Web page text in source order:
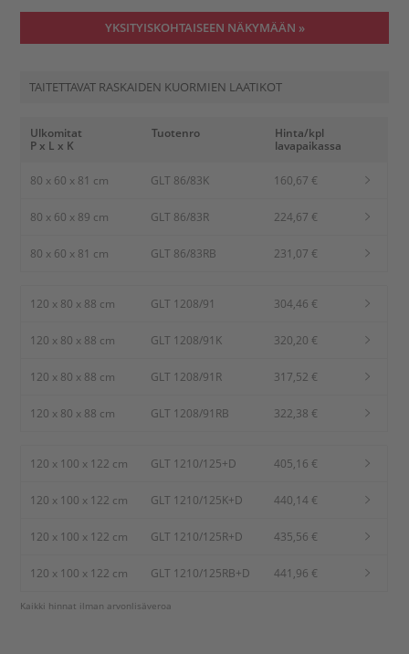
YKSITYISKOHTAISEEN NÄKYMÄÄN »
TAITETTAVAT RASKAIDEN KUORMIEN LAATIKOT
Ulkomitat
P x L x K
Tuotenro
Hinta/kpl
lavapaikassa
80 x 60 x 81 cm GLT 86/83K 160,67 €
80 x 60 x 89 cm GLT 86/83R 224,67 €
80 x 60 x 81 cm GLT 86/83RB 231,07 €
120 x 80 x 88 cm GLT 1208/91 304,46 €
120 x 80 x 88 cm GLT 1208/91K 320,20 €
120 x 80 x 88 cm GLT 1208/91R 317,52 €
120 x 80 x 88 cm GLT 1208/91RB 322,38 €
120 x 100 x 122 cm GLT 1210/125+D 405,16 €
120 x 100 x 122 cm GLT 1210/125K+D 440,14 €
120 x 100 x 122 cm GLT 1210/125R+D 435,56 €
120 x 100 x 122 cm GLT 1210/125RB+D 441,96 €
Kaikki hinnat ilman arvonlisäveroa